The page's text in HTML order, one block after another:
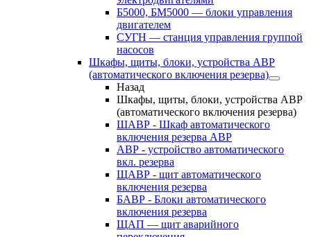
Б5000, БМ5000 — блоки управления
двигателем
СУГН — станция управления группой
насосов
Шкафы, щиты, блоки, устройства АВР
(автоматического включения резерва)
Назад
Шкафы, щиты, блоки, устройства АВР
(автоматического включения резерва)
ШАВР - Шкаф автоматического
включения резерва АВР
АВР - устройство автоматического
вкл. резерва
ЩАВР - щит автоматического
включения резерва
БАВР - Блоки автоматического
включения резерва
ЩАП — щит аварийного